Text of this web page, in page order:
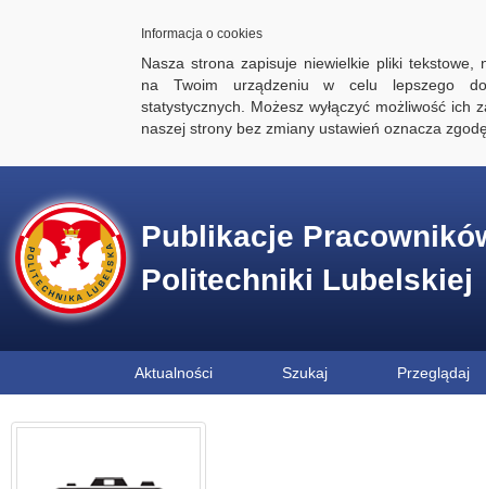
Informacja o cookies
Nasza strona zapisuje niewielkie pliki tekstowe,
na Twoim urządzeniu w celu lepszego
statystycznych. Możesz wyłączyć możliwość ich
naszej strony bez zmiany ustawień oznacza
Publikacje
Politechniki Lubelskiej
Aktualności Szukaj Przeglądaj